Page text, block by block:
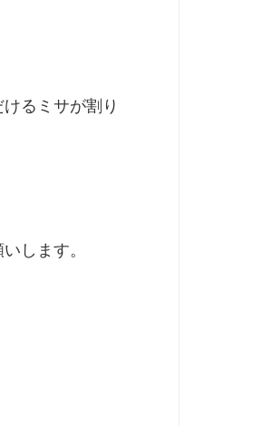
るミサが割り
します。